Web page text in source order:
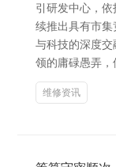
引研发中心，
续推出具有市
与科技的深度
领的庸碌愚弄
维修资讯